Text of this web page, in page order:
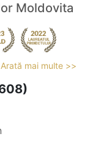
Moldovita
Arată mai multe >>